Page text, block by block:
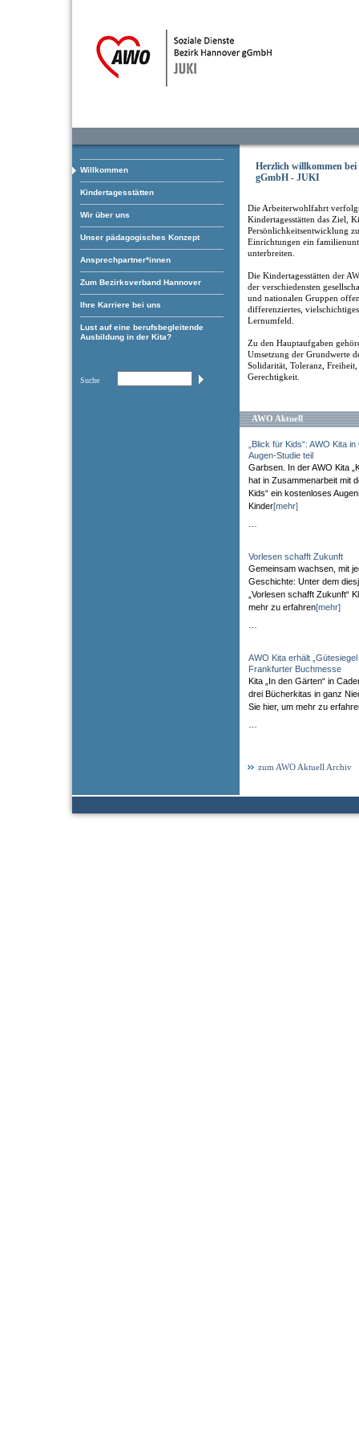
Willkommen
Kindertagesstätten
Wir über uns
Unser pädagogisches Konzept
Ansprechpartner*innen
Zum Bezirksverband Hannover
Ihre Karriere bei uns
Lust auf eine berufsbegleitende
Ausbildung in der Kita?
Suche
Herzlich willkommen
gGmbH - JUKI
Die Arbeiterwohlfahrt
Kindertagesstätten das Ziel,
Persönlichkeitsentwicklung
Einrichtungen ein
unterbreiten.
Die Kindertagesstätten der
der verschiedensten
und nationalen Gruppen
differenziertes,
Lernumfeld.
Zu den Hauptaufgaben
Umsetzung der Grundwerte
Solidarität, Toleranz,
Gerechtigkeit.
AWO Aktuell
„Blick für Kids“: AWO Kita
Augen-Studie teil
Garbsen. In der AWO Kita
hat in Zusammenarbeit mit
Kids“ ein kostenloses
Kinder[mehr]
Vorlesen schafft Zukunft
Gemeinsam wachsen, mit
Geschichte: Unter dem
„Vorlesen schafft Zukunft“
mehr zu erfahren[mehr]
AWO Kita erhält
Frankfurter Buchmesse
Kita „In den Gärten“ in
drei Bücherkitas in ganz
Sie hier, um mehr zu
zum AWO Aktuell Archiv